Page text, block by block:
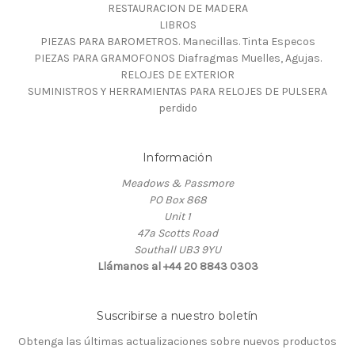
RESTAURACION DE MADERA
LIBROS
PIEZAS PARA BAROMETROS. Manecillas. Tinta Especos
PIEZAS PARA GRAMOFONOS Diafragmas Muelles, Agujas.
RELOJES DE EXTERIOR
SUMINISTROS Y HERRAMIENTAS PARA RELOJES DE PULSERA
perdido
Información
Meadows & Passmore
PO Box 868
Unit 1
47a Scotts Road
Southall UB3 9YU
Llámanos al +44 20 8843 0303
Suscribirse a nuestro boletín
Obtenga las últimas actualizaciones sobre nuevos productos